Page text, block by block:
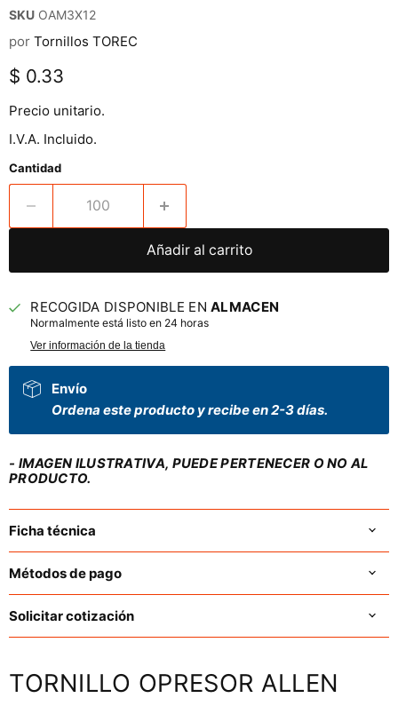
SKU OAM3X12
por Tornillos TOREC
Precio actual
$ 0.33
Precio unitario.
I.V.A. Incluido.
Cantidad
Añadir al carrito
RECOGIDA DISPONIBLE ENALMACEN
Normalmente está listo en 24 horas
Ver información de la tienda
Envío
Ordena este producto y recibe en 2-3 días.
- IMAGEN ILUSTRATIVA, PUEDE PERTENECER O NO AL
PRODUCTO.
Ficha técnica
Métodos de pago
Solicitar cotización
TORNILLO OPRESOR ALLEN